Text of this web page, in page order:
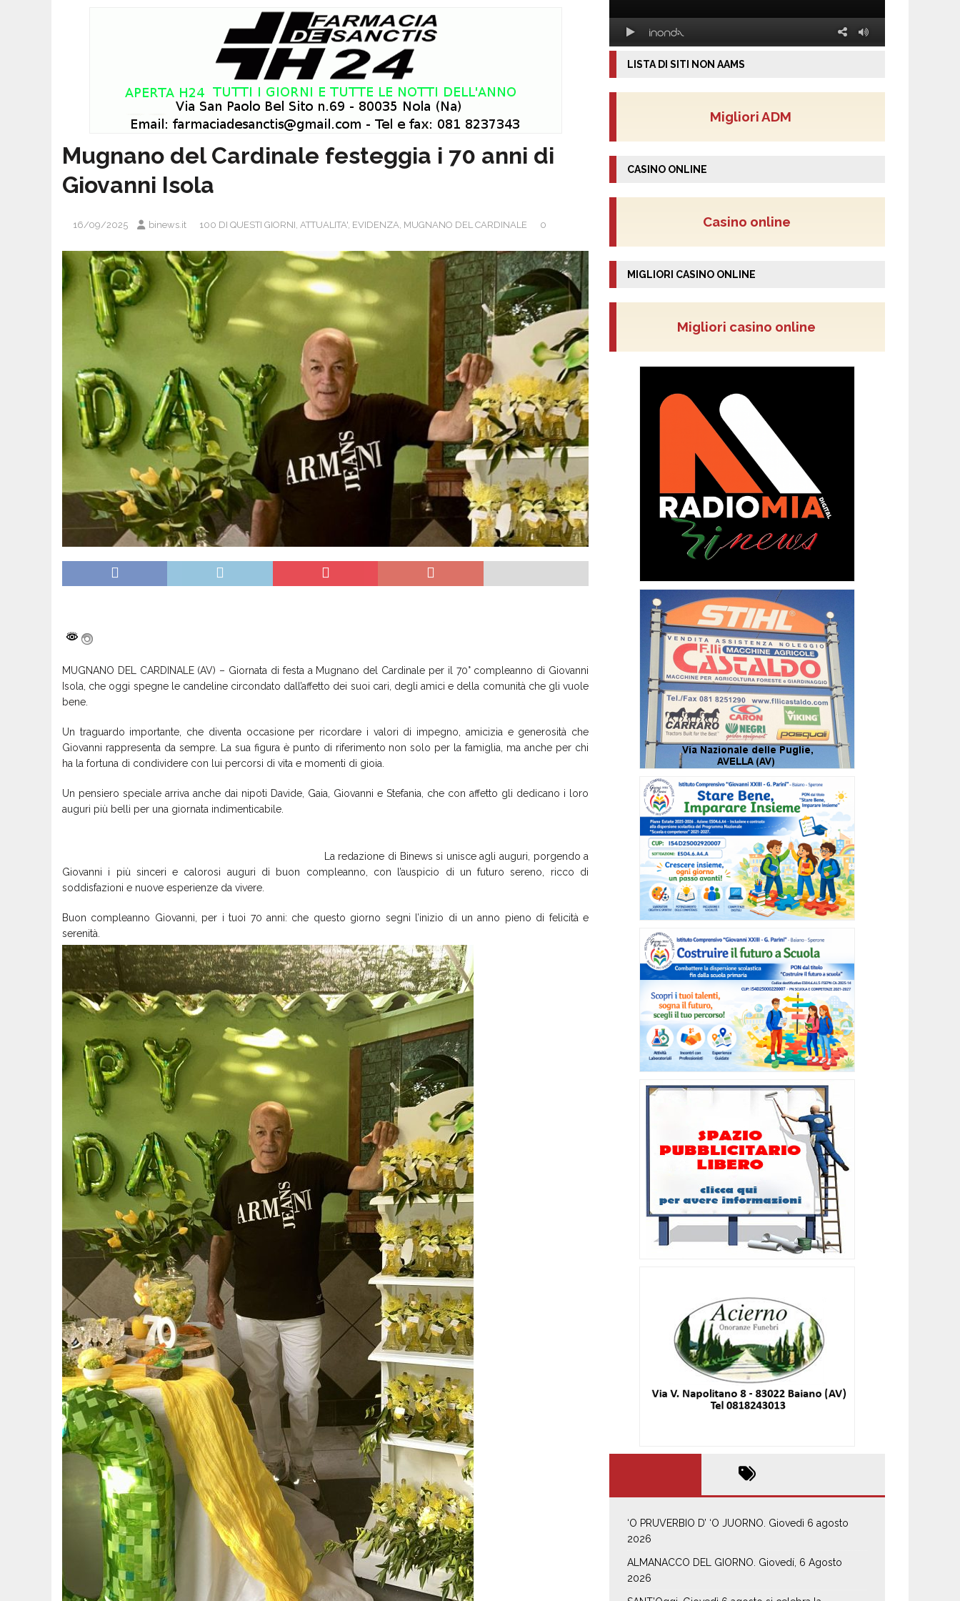
Mugnano del Cardinale festeggia i 70 anni di
Giovanni Isola
16/09/2025 binews.it 100 DI QUESTI GIORNI, ATTUALITA', EVIDENZA, MUGNANO DEL CARDINALE 0
MUGNANO DEL CARDINALE (AV) – Giornata di festa a Mugnano del Cardinale per il 70° compleanno di Giovanni
Isola, che oggi spegne le candeline circondato dall’affetto dei suoi cari, degli amici e della comunità che gli vuole
bene.
Un traguardo importante, che diventa occasione per ricordare i valori di impegno, amicizia e generosità che
Giovanni rappresenta da sempre. La sua figura è punto di riferimento non solo per la famiglia, ma anche per chi
ha la fortuna di condividere con lui percorsi di vita e momenti di gioia.
Un pensiero speciale arriva anche dai nipoti Davide, Gaia, Giovanni e Stefania, che con affetto gli dedicano i loro
auguri più belli per una giornata indimenticabile.
La redazione di Binews si unisce agli auguri, porgendo a
Giovanni i più sinceri e calorosi auguri di buon compleanno, con l’auspicio di un futuro sereno, ricco di
soddisfazioni e nuove esperienze da vivere.
Buon compleanno Giovanni, per i tuoi 70 anni: che questo giorno segni l’inizio di un anno pieno di felicità e
serenità.
LISTA DI SITI NON AAMS
Migliori ADM
CASINO ONLINE
Casino online
MIGLIORI CASINO ONLINE
Migliori casino online
‘O PRUVERBIO D’ ‘O JUORNO. Giovedì 6 agosto
2026
ALMANACCO DEL GIORNO. Giovedí, 6 Agosto
2026